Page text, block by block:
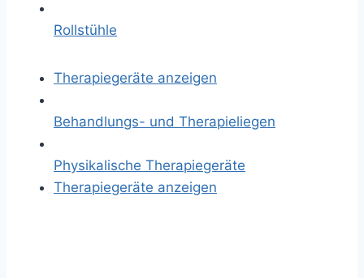
Rollstühle
Therapiegeräte anzeigen
Behandlungs- und Therapieliegen
Physikalische Therapiegeräte
Therapiegeräte anzeigen